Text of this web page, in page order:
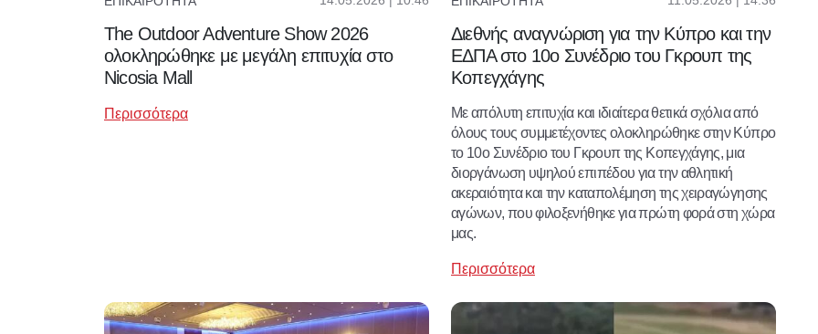
The Outdoor Adventure Show 2026
ολοκληρώθηκε με μεγάλη επιτυχία στο
Nicosia Mall
Περισσότερα
Διεθνής αναγνώριση για την Κύπρο και την
ΕΔΠΑ στο 10ο Συνέδριο του Γκρουπ της
Κοπεγχάγης
Με απόλυτη επιτυχία και ιδιαίτερα θετικά σχόλια από
όλους τους συμμετέχοντες ολοκληρώθηκε στην Κύπρο
το 10ο Συνέδριο του Γκρουπ της Κοπεγχάγης, μια
διοργάνωση υψηλού επιπέδου για την αθλητική
ακεραιότητα και την καταπολέμηση της χειραγώγησης
αγώνων, που φιλοξενήθηκε για πρώτη φορά στη χώρα
μας.
Περισσότερα